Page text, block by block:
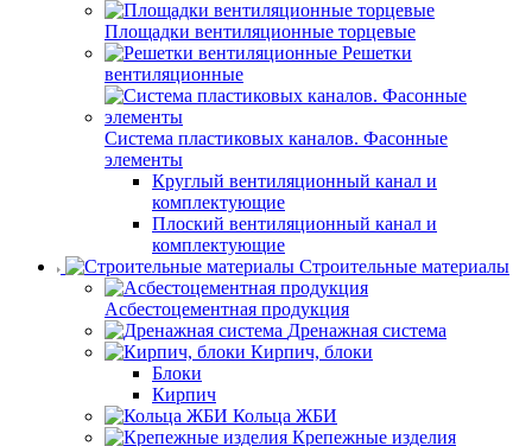
Площадки вентиляционные торцевые
Решетки
вентиляционные
Система пластиковых каналов. Фасонные
элементы
Круглый вентиляционный канал и
комплектующие
Плоский вентиляционный канал и
комплектующие
Строительные материалы
Асбестоцементная продукция
Дренажная система
Кирпич, блоки
Блоки
Кирпич
Кольца ЖБИ
Крепежные изделия